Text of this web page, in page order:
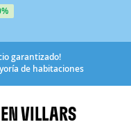
garantizado!
de habitaciones
VILLARS